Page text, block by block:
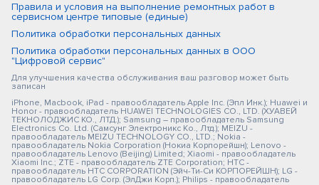
Правила и условия на выполнение ремонтных работ в
сервисном центре типовые (единые)
Политика обработки персональных данных
Политика обработки персональных данных в ООО
"Цифровой сервис"
Для улучшения качества обслуживания ваш разговор может быть
записан
iPhone, Macbook, iPad - правообладатель Apple Inc. (Эпл Инк.); Huawei и
Honor - правообладатель HUAWEI TECHNOLOGIES CO., LTD. (ХУАВЕЙ
ТЕКНОЛОДЖИС КО., ЛТД.); Samsung – правообладатель Samsung
Electronics Co. Ltd. (Самсунг Электроникс Ко., Лтд.); MEIZU -
правообладатель MEIZU TECHNOLOGY CO., LTD.; Nokia -
правообладатель Nokia Corporation (Нокиа Корпорейшн); Lenovo -
правообладатель Lenovo (Beijing) Limited; Xiaomi - правообладатель
Xiaomi Inc.; ZTE - правообладатель ZTE Corporation; HTC -
правообладатель HTC CORPORATION (Эйч-Ти-Си КОРПОРЕЙШН); LG -
правообладатель LG Corp. (ЭлДжи Корп.); Philips - правообладатель